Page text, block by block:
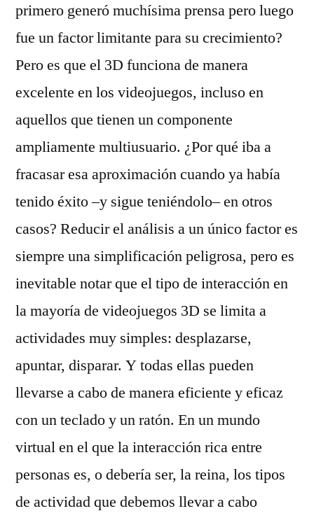
primero generó muchísima prensa pero luego
fue un factor limitante para su crecimiento?
Pero es que el 3D funciona de manera
excelente en los videojuegos, incluso en
aquellos que tienen un componente
ampliamente multiusuario. ¿Por qué iba a
fracasar esa aproximación cuando ya había
tenido éxito –y sigue teniéndolo– en otros
casos? Reducir el análisis a un único factor es
siempre una simplificación peligrosa, pero es
inevitable notar que el tipo de interacción en
la mayoría de videojuegos 3D se limita a
actividades muy simples: desplazarse,
apuntar, disparar. Y todas ellas pueden
llevarse a cabo de manera eficiente y eficaz
con un teclado y un ratón. En un mundo
virtual en el que la interacción rica entre
personas es, o debería ser, la reina, los tipos
de actividad que debemos llevar a cabo